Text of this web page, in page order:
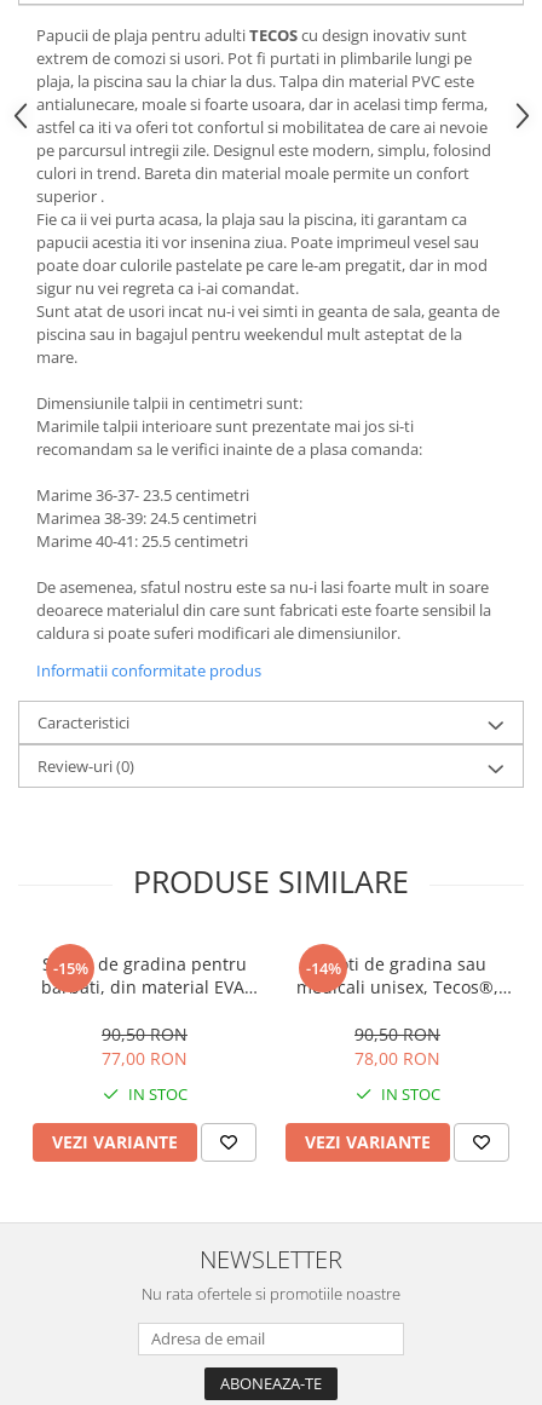
Papucii de plaja pentru adultiTECOScu design inovativ sunt
extrem de comozi si usori. Pot fi purtati in plimbarile lungi pe
plaja, la piscina sau la chiar la dus. Talpa din material PVC este
antialunecare, moale si foarte usoara, dar in acelasi timp ferma,
astfel ca iti va oferi tot confortul si mobilitatea de care ai nevoie
pe parcursul intregii zile. Designul este modern, simplu, folosind
culori in trend. Bareta din material moale permite un confort
superior .
Fie ca ii vei purta acasa, la plaja sau la piscina, iti garantam ca
papucii acestia iti vor insenina ziua. Poate imprimeul vesel sau
poate doar culorile pastelate pe care le-am pregatit, dar in mod
sigur nu vei regreta ca i-ai comandat.
Sunt atat de usori incat nu-i vei simti in geanta de sala, geanta de
piscina sau in bagajul pentru weekendul mult asteptat de la
mare.
Dimensiunile talpii in centimetri sunt:
Marimile talpii interioare sunt prezentate mai jos si-ti
recomandam sa le verifici inainte de a plasa comanda:
Marime 36-37- 23.5 centimetri
Marimea 38-39: 24.5 centimetri
Marime 40-41: 25.5 centimetri
De asemenea, sfatul nostru este sa nu-i lasi foarte mult in soare
deoarece materialul din care sunt fabricati este foarte sensibil la
caldura si poate suferi modificari ale dimensiunilor.
Informatii conformitate produs
Caracteristici
Review-uri(0)
PRODUSE SIMILARE
-15%
Saboti de gradina pentru
barbati, din material EVA,
cu gauri pentru circulatia
aerului, foarte usori, 26
90,50 RON
77,00 RON
IN STOC
VEZI VARIANTE
-14%
Saboti de gradina sau
medicali unisex, Tecos®,
marime 44, cu gauri pentru
circulatia aerului, foarte
90,50 RON
78,00 RON
IN STOC
VEZI VARIANTE
NEWSLETTER
Nu rata ofertele si promotiile noastre